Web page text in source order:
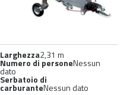
Larghezza2,31 m
Numero di personeNessun
dato
Serbatoio di
carburanteNessun dato